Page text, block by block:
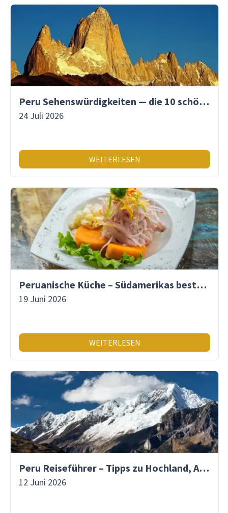
Peru Sehenswürdigkeiten — die 10 schönsten Orte
24 Juli 2026
WEITERLESEN
Peruanische Küche – Südamerikas beste Gastronomie
19 Juni 2026
WEITERLESEN
Peru Reiseführer – Tipps zu Hochland, Amazonas & Inka-Erbe
12 Juni 2026